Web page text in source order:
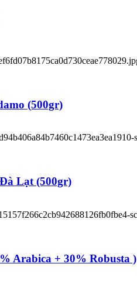
(500gr)
Lạt (500gr)
Arabica + 30% Robusta )